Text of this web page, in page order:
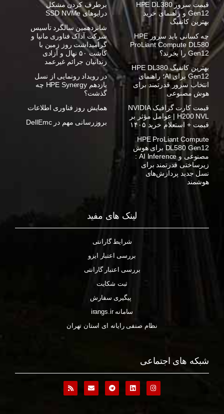
قیمت سرور HPE DL380
Gen12 و راهنمای خرید
بهترین کانفیگ
چه کسانی باید سرور HPE
ProLiant Compute DL580
Gen12 را بخرند؟
بهترین کانفیگ HPE DL380
Gen12 برای AI؛ راهنمای
انتخاب سرور قدرتمند برای
هوش مصنوعی
قیمت کارت گرافیک NVIDIA
H200 NVL | عوامل مؤثر بر
قیمت + استعلام خرید ۱۴۰۵
HPE ProLiant Compute
DL580 Gen12 برای هوش
مصنوعی و AI Inference :
زیرساختی قدرتمند برای
نسل جدید پردازش‌های
هوشمند
برطرف کردن مشکل
درایوهای SSD NVMe
شانزدهمین سالگرد تأسیس
شرکت آداک فناوری مانیا و
گرامیداشت روز زمین با
کاشت ۵۰ نهال و آزادی
زندانیان جرائم غیرعمد
در رویداد رونمایی از نسل
یازدهم HPE Synergy چه
گذشت؟
همایش روز فناوری اطلاعات
بروزرسانی مهم در DellEmc
لینک های مفید
شرایط گارانتی
بررسی اعتبار ایزو
بررسی اعتبار گارانتی
ثبت شکایت
پیگیری سفارش
سامانه irangs.ir
نظام صنفی رایانه ای استان تهران
شبکه های اجتماعی